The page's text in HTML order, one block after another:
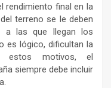
rendimiento final en la
terreno se le deben
a las que llegan los
es lógico, dificultan la
estos motivos, el
siempre debe incluir